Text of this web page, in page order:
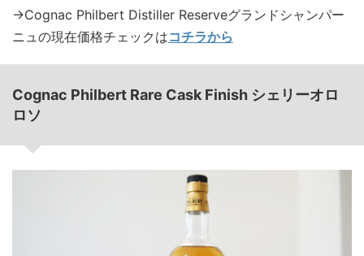
→Cognac Philbert Distiller Reserveグランドシャンパー
ニュの現在価格チェックはコチラから
Cognac Philbert Rare Cask Finish シェリーオロ
ロソ